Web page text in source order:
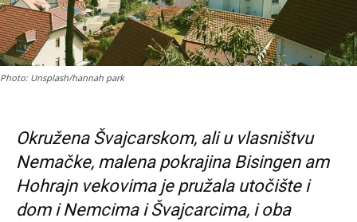
Photo: Unsplash/hannah park
Okružena Švajcarskom, ali u vlasništvu
Nemačke, malena pokrajina Bisingen am
Hohrajn vekovima je pružala utočište i
dom i Nemcima i Švajcarcima, i oba